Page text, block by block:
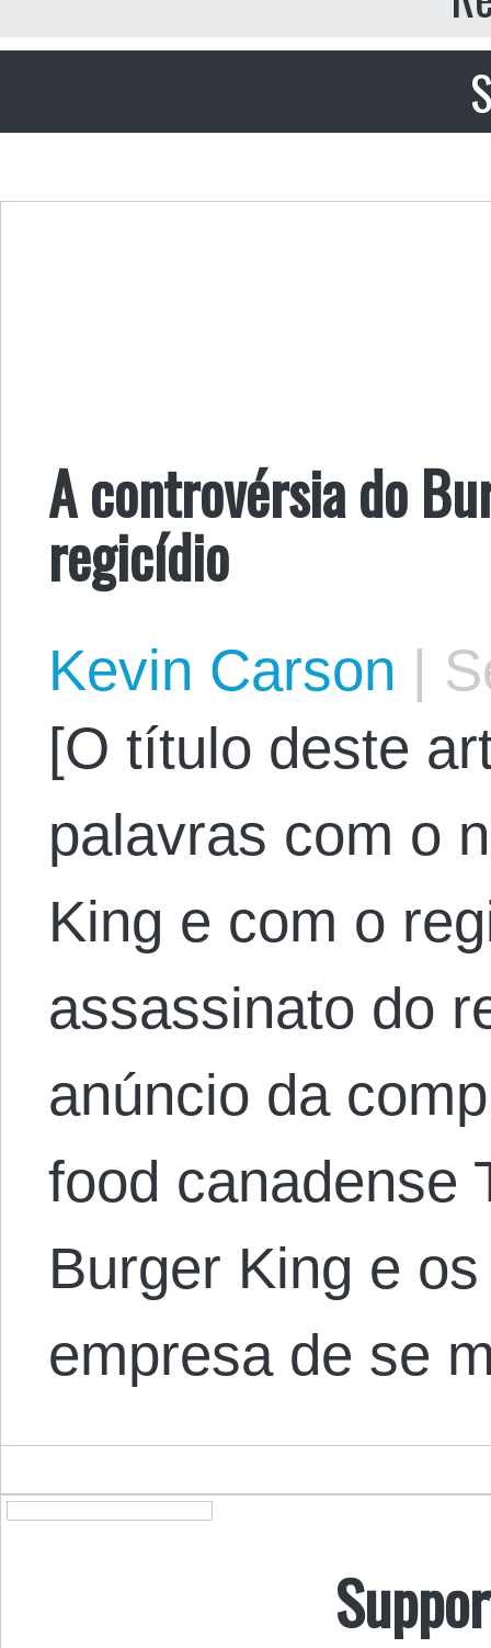
A controvérsia do
regicídio
Kevin Carson |
[O título deste
palavras com o
King e com o
assassinato do
anúncio da
food canadense
Burger King e
empresa de se